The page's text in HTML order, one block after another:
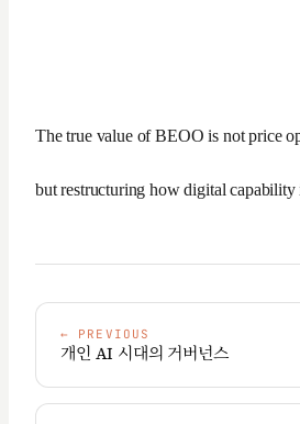
The true value of BEOO is not price
but restructuring how digital capability
← PREVIOUS
개인 AI 시대의 거버넌스